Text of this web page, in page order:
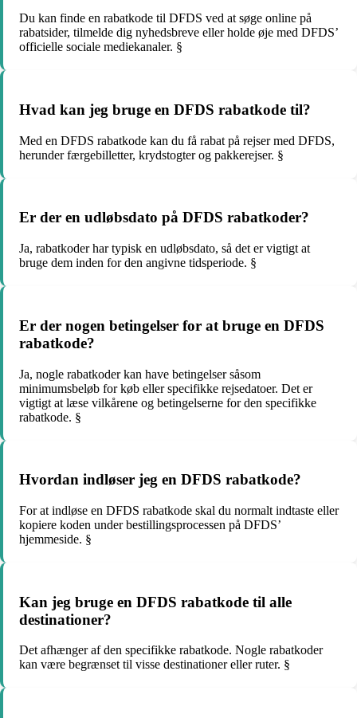
Du kan finde en rabatkode til DFDS ved at søge online på
rabatsider, tilmelde dig nyhedsbreve eller holde øje med DFDS’
officielle sociale mediekanaler. §
Hvad kan jeg bruge en DFDS rabatkode til?
Med en DFDS rabatkode kan du få rabat på rejser med DFDS,
herunder færgebilletter, krydstogter og pakkerejser. §
Er der en udløbsdato på DFDS rabatkoder?
Ja, rabatkoder har typisk en udløbsdato, så det er vigtigt at
bruge dem inden for den angivne tidsperiode. §
Er der nogen betingelser for at bruge en DFDS
rabatkode?
Ja, nogle rabatkoder kan have betingelser såsom
minimumsbeløb for køb eller specifikke rejsedatoer. Det er
vigtigt at læse vilkårene og betingelserne for den specifikke
rabatkode. §
Hvordan indløser jeg en DFDS rabatkode?
For at indløse en DFDS rabatkode skal du normalt indtaste eller
kopiere koden under bestillingsprocessen på DFDS’
hjemmeside. §
Kan jeg bruge en DFDS rabatkode til alle
destinationer?
Det afhænger af den specifikke rabatkode. Nogle rabatkoder
kan være begrænset til visse destinationer eller ruter. §